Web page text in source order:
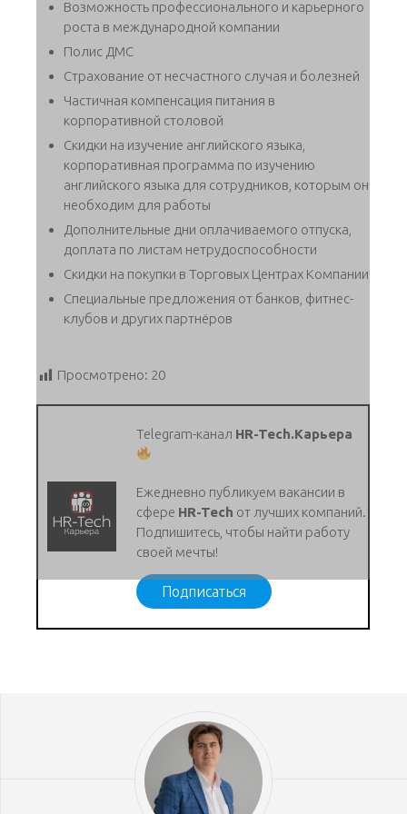
Возможность профессионального и карьерного
роста в международной компании
Полис ДМС
Страхование от несчастного случая и болезней
Частичная компенсация питания в
корпоративной столовой
Скидки на изучение английского языка,
корпоративная программа по изучению
английского языка для сотрудников, которым он
необходим для работы
Дополнительные дни оплачиваемого отпуска,
доплата по листам нетрудоспособности
Скидки на покупки в Торговых Центрах Компании
Специальные предложения от банков, фитнес-
клубов и других партнёров
Просмотрено: 20
Telegram-канал HR-Tech.Карьера
Ежедневно публикуем вакансии в
сфере HR-Tech от лучших компаний.
Подпишитесь, чтобы найти работу
своей мечты!
Подписаться